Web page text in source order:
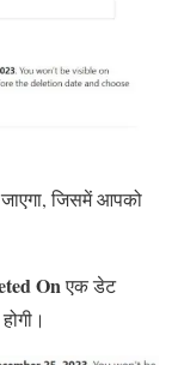
जिसमें आपको
Onएक डेट